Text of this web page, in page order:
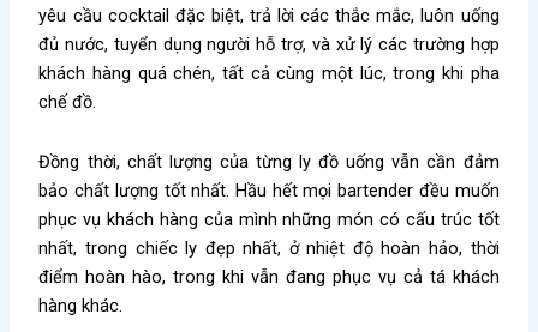
yêu cầu cocktail đặc biệt, trả lời các thắc mắc, luôn uống
đủ nước, tuyển dụng người hỗ trợ, và xử lý các trường hợp
khách hàng quá chén, tất cả cùng một lúc, trong khi pha
chế đồ.
Đồng thời, chất lượng của từng ly đồ uống vẫn cần đảm
bảo chất lượng tốt nhất. Hầu hết mọi bartender đều muốn
phục vụ khách hàng của mình những món có cấu trúc tốt
nhất, trong chiếc ly đẹp nhất, ở nhiệt độ hoàn hảo, thời
điểm hoàn hào, trong khi vẫn đang phục vụ cả tá khách
hàng khác.